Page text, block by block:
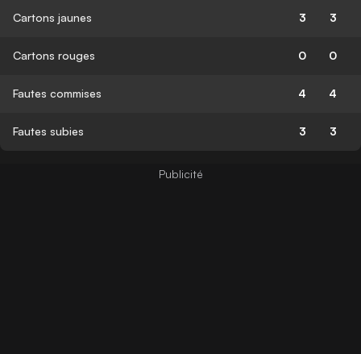
Cartons jaunes 3 3
Cartons rouges 0 0
Fautes commises 4 4
Fautes subies 3 3